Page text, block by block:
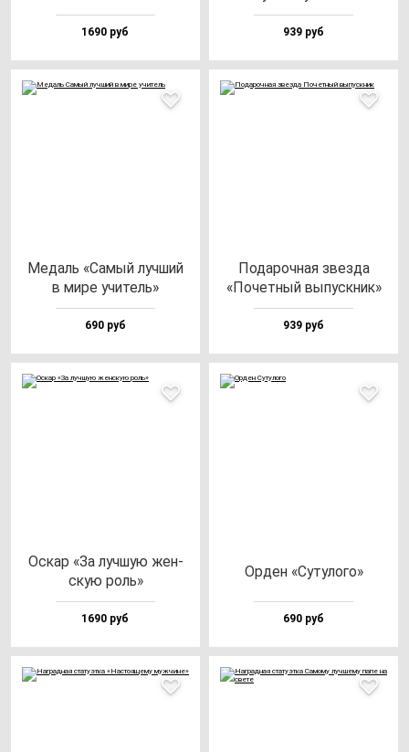
1690 руб 939 руб
Медаль «Самый луч­ший
в ми­ре учи­тель»
690 руб
Пода­роч­ная звез­да
«Почет­ный вы­пус­кник»
939 руб
Оскар «За луч­шую жен­
скую роль»
1690 руб
Орден «Суту­ло­го»
690 руб